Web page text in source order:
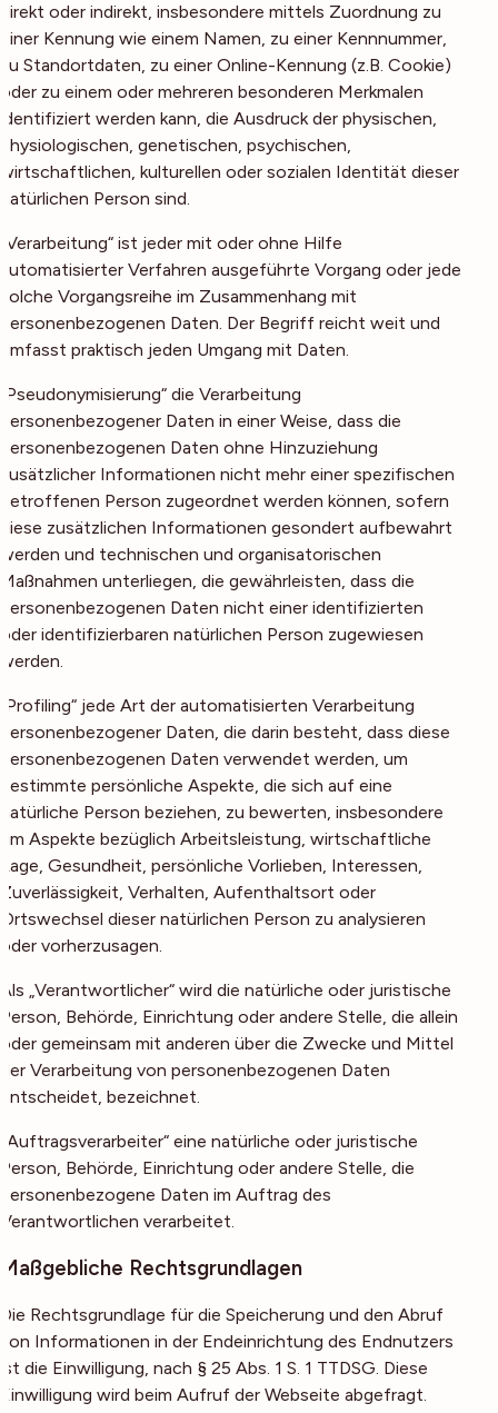
direkt oder indirekt, insbesondere mittels Zuordnung zu
einer Kennung wie einem Namen, zu einer Kennnummer,
zu Standortdaten, zu einer Online-Kennung (z.B. Cookie)
oder zu einem oder mehreren besonderen Merkmalen
identifiziert werden kann, die Ausdruck der physischen,
physiologischen, genetischen, psychischen,
wirtschaftlichen, kulturellen oder sozialen Identität dieser
natürlichen Person sind.
„Verarbeitung“ ist jeder mit oder ohne Hilfe
automatisierter Verfahren ausgeführte Vorgang oder jede
solche Vorgangsreihe im Zusammenhang mit
personenbezogenen Daten. Der Begriff reicht weit und
umfasst praktisch jeden Umgang mit Daten.
„Pseudonymisierung“ die Verarbeitung
personenbezogener Daten in einer Weise, dass die
personenbezogenen Daten ohne Hinzuziehung
zusätzlicher Informationen nicht mehr einer spezifischen
betroffenen Person zugeordnet werden können, sofern
diese zusätzlichen Informationen gesondert aufbewahrt
werden und technischen und organisatorischen
Maßnahmen unterliegen, die gewährleisten, dass die
personenbezogenen Daten nicht einer identifizierten
oder identifizierbaren natürlichen Person zugewiesen
werden.
„Profiling“ jede Art der automatisierten Verarbeitung
personenbezogener Daten, die darin besteht, dass diese
personenbezogenen Daten verwendet werden, um
bestimmte persönliche Aspekte, die sich auf eine
natürliche Person beziehen, zu bewerten, insbesondere
um Aspekte bezüglich Arbeitsleistung, wirtschaftliche
Lage, Gesundheit, persönliche Vorlieben, Interessen,
Zuverlässigkeit, Verhalten, Aufenthaltsort oder
Ortswechsel dieser natürlichen Person zu analysieren
oder vorherzusagen.
Als „Verantwortlicher“ wird die natürliche oder juristische
Person, Behörde, Einrichtung oder andere Stelle, die allein
oder gemeinsam mit anderen über die Zwecke und Mittel
der Verarbeitung von personenbezogenen Daten
entscheidet, bezeichnet.
„Auftragsverarbeiter“ eine natürliche oder juristische
Person, Behörde, Einrichtung oder andere Stelle, die
personenbezogene Daten im Auftrag des
Verantwortlichen verarbeitet.
Maßgebliche Rechtsgrundlagen
Die Rechtsgrundlage für die Speicherung und den Abruf
von Informationen in der Endeinrichtung des Endnutzers
ist die Einwilligung, nach § 25 Abs. 1 S. 1 TTDSG. Diese
Einwilligung wird beim Aufruf der Webseite abgefragt.